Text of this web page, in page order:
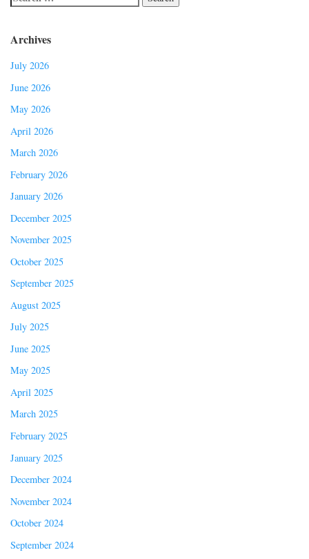
Archives
July 2026
June 2026
May 2026
April 2026
March 2026
February 2026
January 2026
December 2025
November 2025
October 2025
September 2025
August 2025
July 2025
June 2025
May 2025
April 2025
March 2025
February 2025
January 2025
December 2024
November 2024
October 2024
September 2024